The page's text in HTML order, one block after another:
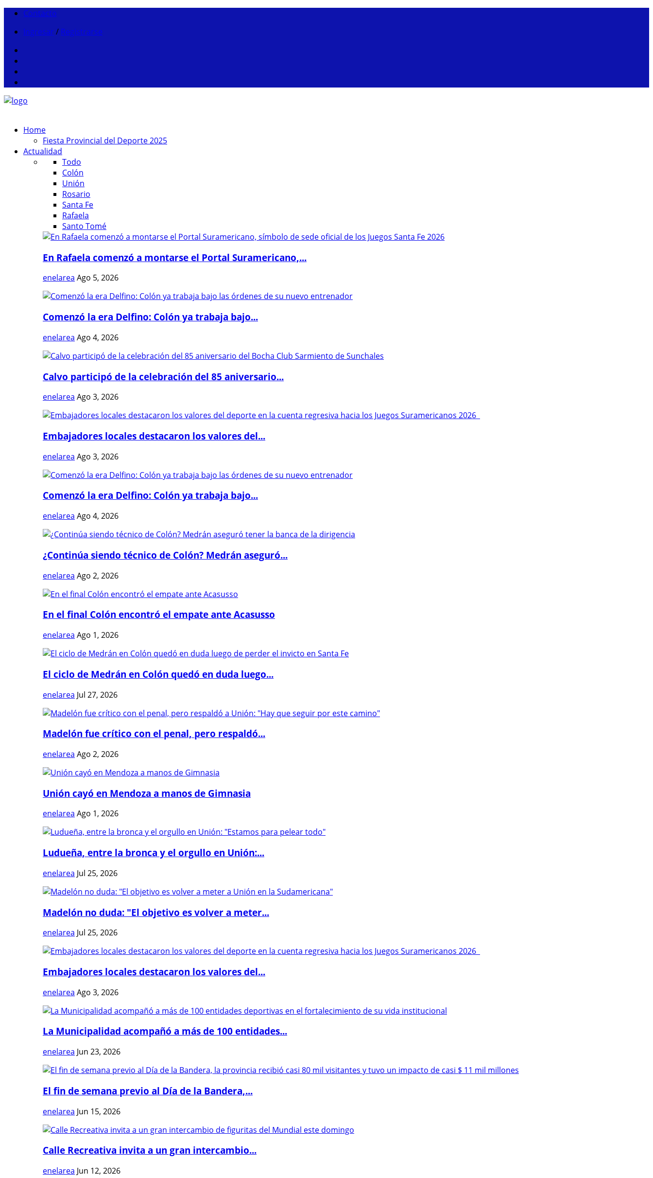
Contacto
Ingresar / Registrarse
Home
Fiesta Provincial del Deporte 2025
Actualidad
Todo
Colón
Unión
Rosario
Santa Fe
Rafaela
Santo Tomé
En Rafaela comenzó a montarse el Portal Suramericano,...
enelarea Ago 5, 2026
Comenzó la era Delfino: Colón ya trabaja bajo...
enelarea Ago 4, 2026
Calvo participó de la celebración del 85 aniversario...
enelarea Ago 3, 2026
Embajadores locales destacaron los valores del...
enelarea Ago 3, 2026
Comenzó la era Delfino: Colón ya trabaja bajo...
enelarea Ago 4, 2026
¿Continúa siendo técnico de Colón? Medrán aseguró...
enelarea Ago 2, 2026
En el final Colón encontró el empate ante Acasusso
enelarea Ago 1, 2026
El ciclo de Medrán en Colón quedó en duda luego...
enelarea Jul 27, 2026
Madelón fue crítico con el penal, pero respaldó...
enelarea Ago 2, 2026
Unión cayó en Mendoza a manos de Gimnasia
enelarea Ago 1, 2026
Ludueña, entre la bronca y el orgullo en Unión:...
enelarea Jul 25, 2026
Madelón no duda: "El objetivo es volver a meter...
enelarea Jul 25, 2026
Embajadores locales destacaron los valores del...
enelarea Ago 3, 2026
La Municipalidad acompañó a más de 100 entidades...
enelarea Jun 23, 2026
El fin de semana previo al Día de la Bandera,...
enelarea Jun 15, 2026
Calle Recreativa invita a un gran intercambio...
enelarea Jun 12, 2026